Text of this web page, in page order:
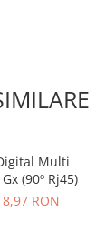
Multi
(90º Rj45)
RON